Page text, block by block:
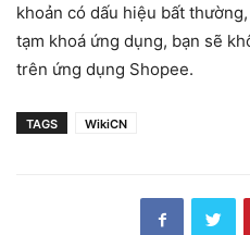
khoản có dấu hiệu bất
tạm khoá ứng dụng, bạn sẽ
trên ứng dụng Shopee.
TAGS WikiCN